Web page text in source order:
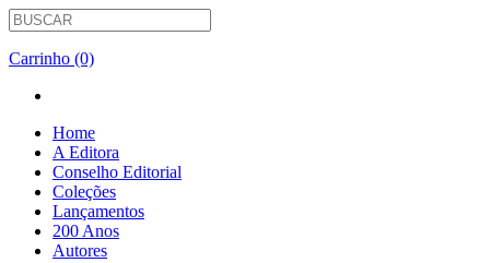
Carrinho (0)
Home
A Editora
Conselho Editorial
Coleções
Lançamentos
200 Anos
Autores